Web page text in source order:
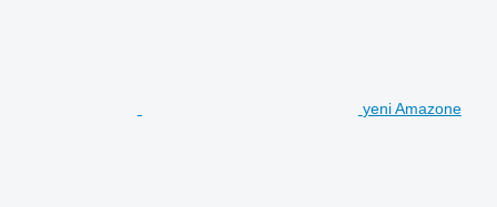
yeni Amazone